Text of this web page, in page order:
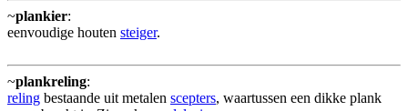
~plankier:
eenvoudige houten steiger.
~plankreling:
reling bestaande uit metalen scepters, waartussen een dikke plank